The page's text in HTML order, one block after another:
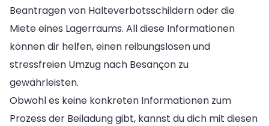
Beantragen von Halteverbotsschildern oder die
Miete eines Lagerraums. All diese Informationen
können dir helfen, einen reibungslosen und
stressfreien Umzug nach Besançon zu
gewährleisten.
Obwohl es keine konkreten Informationen zum
Prozess der Beiladung gibt, kannst du dich mit diesen